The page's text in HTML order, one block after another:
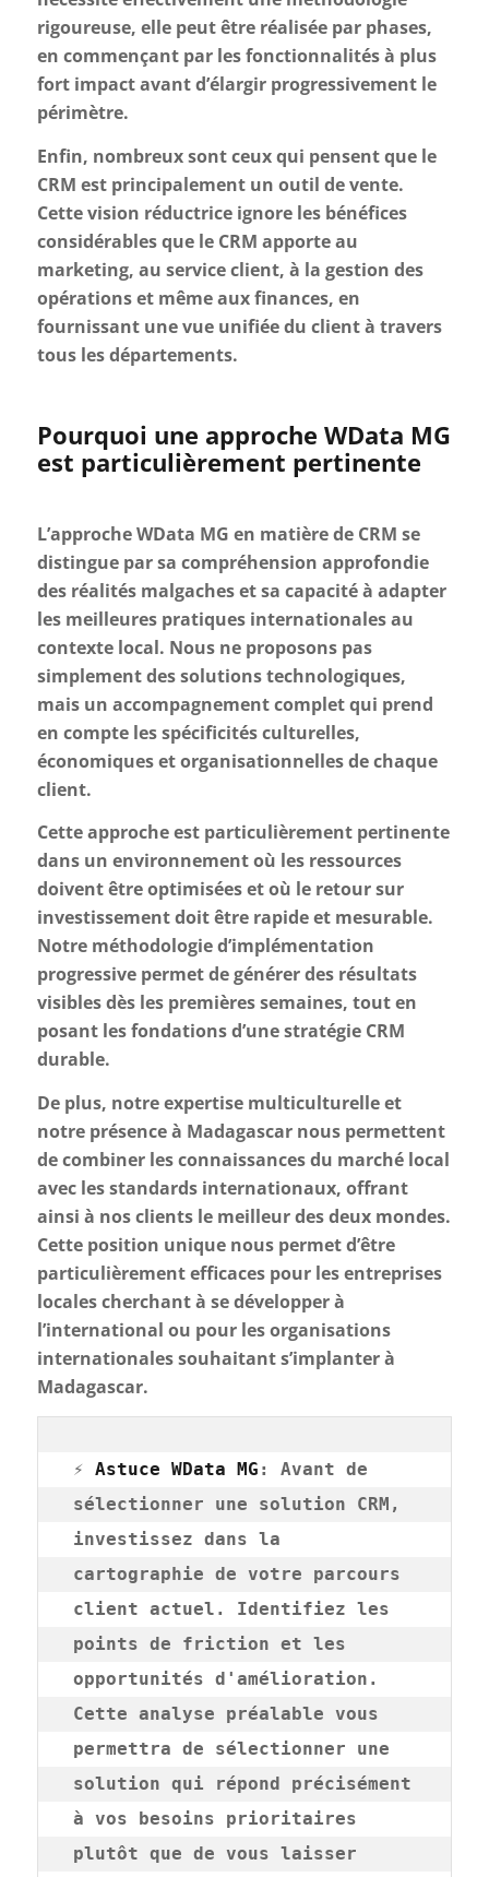
rigoureuse, elle peut être réalisée par phases,
en commençant par les fonctionnalités à plus
fort impact avant d’élargir progressivement le
périmètre.
Enfin, nombreux sont ceux qui pensent que le
CRM est principalement un outil de vente.
Cette vision réductrice ignore les bénéfices
considérables que le CRM apporte au
marketing, au service client, à la gestion des
opérations et même aux finances, en
fournissant une vue unifiée du client à travers
tous les départements.
Pourquoi une approche WData MG
est particulièrement pertinente
L’approche WData MG en matière de CRM se
distingue par sa compréhension approfondie
des réalités malgaches et sa capacité à adapter
les meilleures pratiques internationales au
contexte local. Nous ne proposons pas
simplement des solutions technologiques,
mais un accompagnement complet qui prend
en compte les spécificités culturelles,
économiques et organisationnelles de chaque
client.
Cette approche est particulièrement pertinente
dans un environnement où les ressources
doivent être optimisées et où le retour sur
investissement doit être rapide et mesurable.
Notre méthodologie d’implémentation
progressive permet de générer des résultats
visibles dès les premières semaines, tout en
posant les fondations d’une stratégie CRM
durable.
De plus, notre expertise multiculturelle et
notre présence à Madagascar nous permettent
de combiner les connaissances du marché local
avec les standards internationaux, offrant
ainsi à nos clients le meilleur des deux mondes.
Cette position unique nous permet d’être
particulièrement efficaces pour les entreprises
locales cherchant à se développer à
l’international ou pour les organisations
internationales souhaitant s’implanter à
Madagascar.
⚡ Astuce WData MG : Avant de
sélectionner une solution CRM,
investissez dans la
cartographie de votre parcours
client actuel. Identifiez les
points de friction et les
opportunités d'amélioration.
Cette analyse préalable vous
permettra de sélectionner une
solution qui répond précisément
à vos besoins prioritaires
plutôt que de vous laisser